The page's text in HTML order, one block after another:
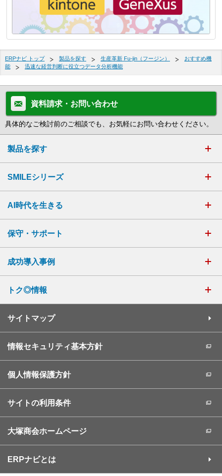
ERPナビ トップ 製品を探す 生産革新 Fu-jin（フージン）
おすすめ機
能
迅速な経営判断に役立つデータ分析機能
資料請求・お問い合わせ
具体的なご検討前のご相談でも、お気軽にお問い合わせください。
製品を探す
SMILEシリーズ
AI時代を生きる
保守・サポート
成功導入事例
トク◎情報
サイトマップ
情報セキュリティ基本方針
個人情報保護方針
サイトの利用条件
大塚商会ホームページ
ERPナビとは